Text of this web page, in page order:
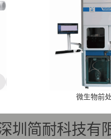
微生物前
圳简耐科技有